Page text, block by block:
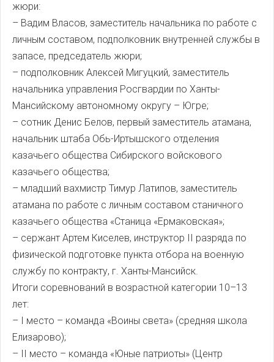
жюри:
– Вадим Власов, заместитель начальника по работе с
личным составом, подполковник внутренней службы в
запасе, председатель жюри;
– подполковник Алексей Мигуцкий, заместитель
начальника управления Рос­гвардии по Ханты-
Мансийскому автономному округу – Югре;
– сотник Денис Белов, первый заместитель атамана,
начальник штаба Обь-Иртышского отделения
казачьего общества Сибирского войскового
казачьего общества;
– младший вахмистр Тимур Латипов, заместитель
атамана по работе с личным составом станичного
казачьего общества «Станица «Ермаковская»;
– сержант Артем Киселев, инструктор II разряда по
физической подготовке пункта отбора на военную
службу по контракту, г. Ханты-Мансийск.
Итоги соревнований в возрастной категории 10–13
лет:
– I место – команда «Воины света» (средняя школа
Елизарово);
– II место – команда «Юные патриоты» (Центр